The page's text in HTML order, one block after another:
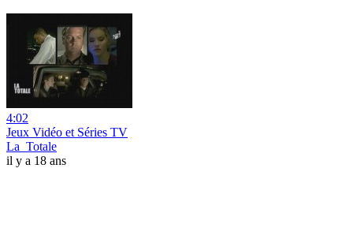
4:02
Jeux Vidéo et Séries TV
La_Totale
il y a 18 ans